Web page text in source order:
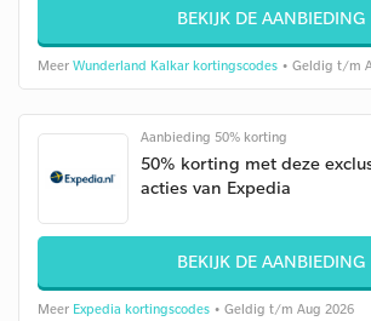
BEKIJK DE AANBIEDING
Meer Wunderland Kalkar kortingscodes • Geldig t/m
Aanbieding 50% korting
50% korting met deze
acties van Expedia
BEKIJK DE AANBIEDING
Meer Expedia kortingscodes • Geldig t/m Aug 2026